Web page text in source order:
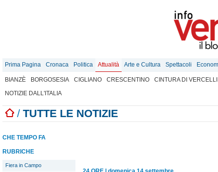
Prima Pagina Cronaca Politica Attualità Arte e Cultura Spettacoli
BIANZÈ BORGOSESIA CIGLIANO CRESCENTINO
CINTURA DI VERCELLI
NOTIZIE DALL'ITALIA
/ TUTTE LE NOTIZIE
CHE TEMPO FA
RUBRICHE
Fiera in Campo